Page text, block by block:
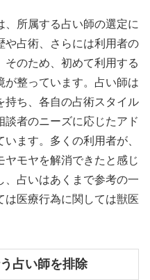
、所属する占い師の選定に
や占術、さらには利用者の
そのため、初めて利用する
が整っています。占い師は
持ち、各自の占術スタイル
談者のニーズに応じたアド
ます。多くの利用者が、
ヤモヤを解消できたと感じ
、占いはあくまで参考の一
は医療行為に関しては獣医
占い師を排除